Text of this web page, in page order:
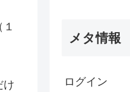
け
メタ情報
ログイン